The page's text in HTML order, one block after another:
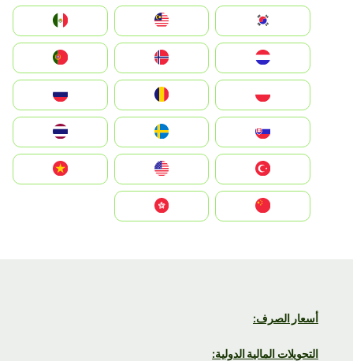
South Korea
Nederland
Portugal
România
Slovensko
United States
Vietnam
أسعار الصرف:
التحويلات المالية الدولية: